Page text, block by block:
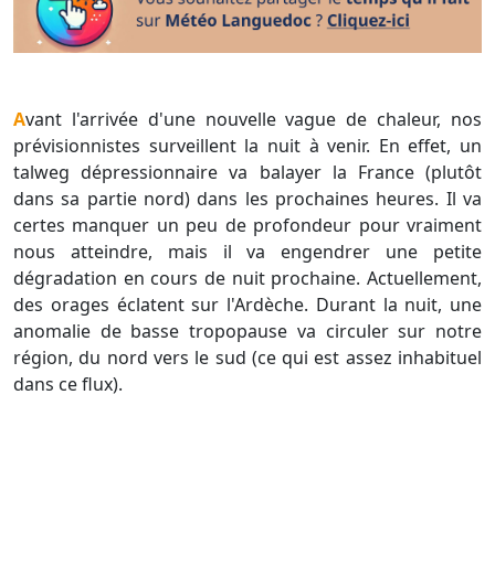
Avant l'arrivée d'une nouvelle vague de chaleur, nos
prévisionnistes surveillent la nuit à venir. En effet, un
talweg dépressionnaire va balayer la France (plutôt
dans sa partie nord) dans les prochaines heures. Il va
certes manquer un peu de profondeur pour vraiment
nous atteindre, mais il va engendrer une petite
dégradation en cours de nuit prochaine. Actuellement,
des orages éclatent sur l'Ardèche. Durant la nuit, une
anomalie de basse tropopause va circuler sur notre
région, du nord vers le sud (ce qui est assez inhabituel
dans ce flux).